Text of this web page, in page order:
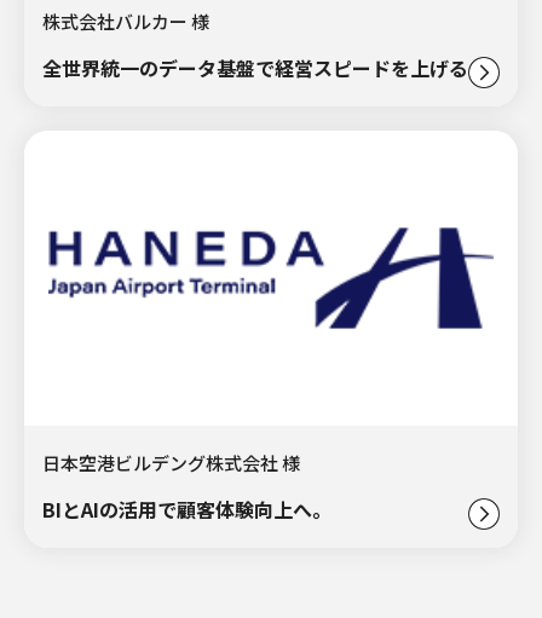
株式会社バルカー 様
全世界統一のデータ基盤で経営スピードを上げる。
日本空港ビルデング株式会社 様
BIとAIの活用で顧客体験向上へ。